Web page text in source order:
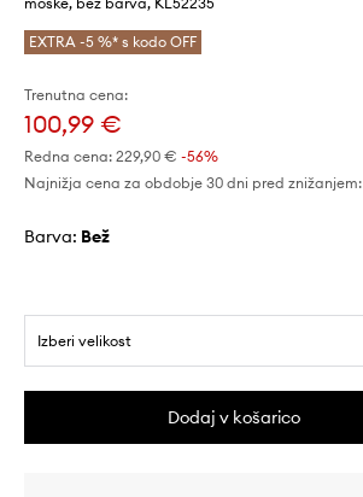
EXTRA -5 %* s kodo OFF
Trenutna cena:
100,99 €
Redna cena: 229,90 € -56%
Najnižja cena za obdobje 30 dni pred znižanjem:
Barva: bež
Izberi velikost
Dodaj v košarico